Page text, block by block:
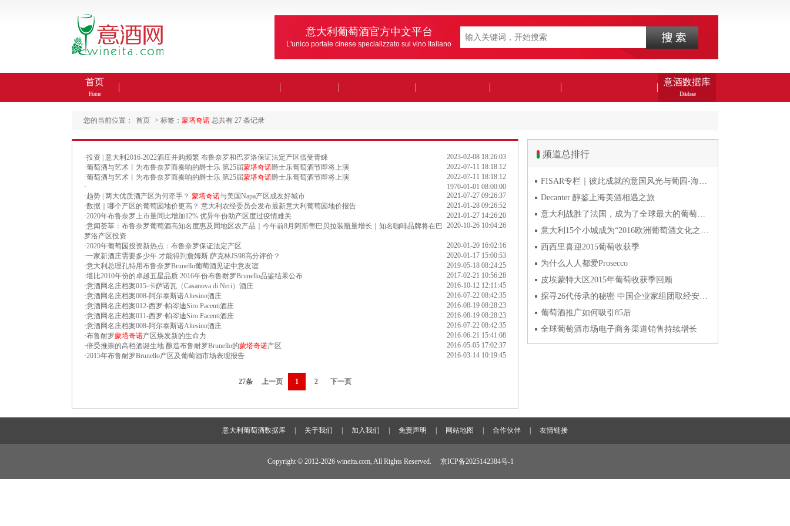
意大利葡萄酒官方中文平台
L'unico portale cinese specializzato sul vino Italiano
首页
Home
意酒数据库
Database
您的当前位置： 首页 > 标签： 蒙塔奇诺 总共有 27 条记录
2023-02-08 18:26:03
·投资 | 意大利2016-2022酒庄并购频繁 布鲁奈罗和巴罗洛保证法定产区倍受青睐
2022-07-11 18:18:12
·葡萄酒与艺术丨为布鲁奈罗而奏响的爵士乐 第25届蒙塔奇诺爵士乐葡萄酒节即将上演
2022-07-11 18:18:12
·葡萄酒与艺术丨为布鲁奈罗而奏响的爵士乐 第25届蒙塔奇诺爵士乐葡萄酒节即将上演
1970-01-01 08:00:00
·
2021-07-27 09:26:37
·趋势 | 两大优质酒产区为何牵手？ 蒙塔奇诺与美国Napa产区成友好城市
2021-01-28 09:26:52
·数据｜哪个产区的葡萄园地价更高？ 意大利农经委员会发布最新意大利葡萄园地价报告
2021-01-27 14:26:20
·2020年布鲁奈罗上市量同比增加12% 优异年份助产区度过疫情难关
2020-10-26 10:04:26
·意闻荟萃：布鲁奈罗葡萄酒高知名度惠及同地区农产品｜今年前8月阿斯蒂巴贝拉装瓶量增长｜知名咖啡品牌将在巴
罗洛产区投资
2020-01-20 16:02:16
·2020年葡萄园投资新热点：布鲁奈罗保证法定产区
2020-01-17 15:00:53
·一家新酒庄需要多少年 才能得到詹姆斯.萨克林JS98高分评价？
2019-05-18 08:24:25
·意大利总理孔特用布鲁奈罗Brunello葡萄酒见证中意友谊
2017-02-21 10:56:28
·堪比2010年份的卓越五星品质 2016年份布鲁耐罗Brunello品鉴结果公布
2016-10-12 12:11:45
·意酒网名庄档案015-卡萨诺瓦（Casanova di Neri）酒庄
2016-07-22 08:42:35
·意酒网名庄档案008-阿尔泰斯诺Altesino酒庄
2016-08-19 08:28:23
·意酒网名庄档案012-西罗·帕岑迪Siro Pacenti酒庄
2016-08-19 08:28:23
·意酒网名庄档案011-西罗·帕岑迪Siro Pacenti酒庄
2016-07-22 08:42:35
·意酒网名庄档案008-阿尔泰斯诺Altesino酒庄
2016-06-21 15:41:08
·布鲁耐罗蒙塔奇诺产区焕发新的生命力
2016-05-05 17:02:37
·倍受推崇的高档酒诞生地 酿造布鲁耐罗Brunello的蒙塔奇诺产区
2016-03-14 10:19:45
·2015年布鲁耐罗Brunello产区及葡萄酒市场表现报告
27条 上一页 1 2 下一页
频道总排行
FISAR专栏｜彼此成就的意国风光与葡园-海风与火山淬炼的潘
Decanter 醇鉴上海美酒相遇之旅
意大利战胜了法国，成为了全球最大的葡萄酒生产国
意大利15个小城成为“2016欧洲葡萄酒文化之都”
西西里喜迎2015葡萄收获季
为什么人人都爱Prosecco
皮埃蒙特大区2015年葡萄收获季回顾
探寻26代传承的秘密 中国企业家组团取经安东尼世家
葡萄酒推广如何吸引85后
全球葡萄酒市场电子商务渠道销售持续增长
意大利葡萄酒数据库 关于我们 加入我们 免责声明 网站地图 合作伙伴 友情链接
Copyright © 2012-2026 wineita.com, All Rights Reserved. 京ICP备2025142384号-1